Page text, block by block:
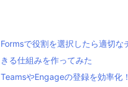
Formsで役割を選択したら適切な
きる仕組みを作ってみた
TeamsやEngageの登録を効率化